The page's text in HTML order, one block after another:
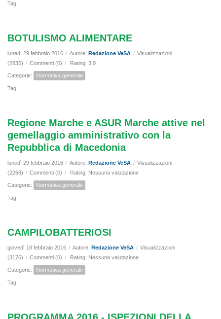
Tag:
BOTULISMO ALIMENTARE
lunedì 29 febbraio 2016 / Autore: Redazione VeSA / Visualizzazioni
(2835) / Commenti (0) / Rating: 3.0
Categorie: Normativa generale
Tag:
Regione Marche e ASUR Marche attive nel
gemellaggio amministrativo con la
Repubblica di Macedonia
lunedì 29 febbraio 2016 / Autore: Redazione VeSA / Visualizzazioni
(2268) / Commenti (0) / Rating: Nessuna valutazione
Categorie: Normativa generale
Tag:
CAMPILOBATTERIOSI
giovedì 18 febbraio 2016 / Autore: Redazione VeSA / Visualizzazioni
(3176) / Commenti (0) / Rating: Nessuna valutazione
Categorie: Normativa generale
Tag: